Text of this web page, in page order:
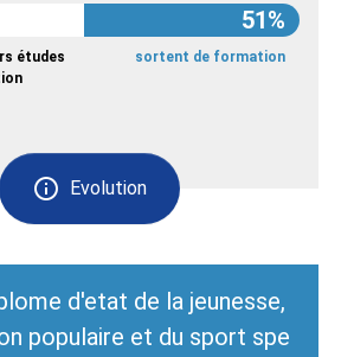
Evolution
51%
études
sortent de formation
d'etat de la jeunesse,
populaire et du sport spe